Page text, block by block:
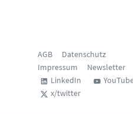
AGB
Datenschutz
Impressum
Newsletter
LinkedIn
x/twitter